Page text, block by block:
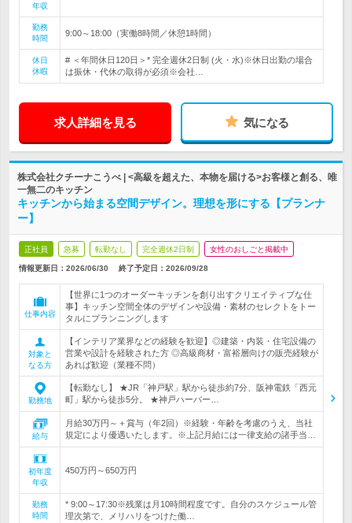
年収
勤務
時間
9:00～18:00（実働8時間／休憩1時間）
休日
休暇
# ＜年間休日120日＞* 完全週休2日制 (火・水)※休日出勤の場合
は振休・代休の取得が必須※会社…
求人詳細を見る 気になる
株式会社クチーナこうべ | <高級を超えた、本物を届ける>お客様と創る、唯
一無二のキッチン
キッチンから始まる空間デザイン。理想を形にする【プランナ
ー】
正社員 急募 転勤なし 完全週休2日制 女性のおしごと掲載中
情報更新日：2026/06/30 終了予定日： 2026/09/28
仕事内容
【世界に1つのオーダーキッチンを創り出すクリエイティブな仕
事】キッチン空間全体のデザインや設備・素材のセレクトをトー
タルにプランニングします
対象と
なる方
【インテリア業界などの経験を歓迎】◎建築・内装・住宅設備の
営業や設計を経験された方 ◎高級商材・富裕層向けの販売経験が
あれば歓迎（業種不問）
勤務地
【転勤なし】 ★JR「神戸駅」駅から徒歩約7分、阪神電鉄「西元
町」駅から徒歩5分。 ★神戸ハーバー…
給与
月給30万円～＋賞与（年2回）※経験・年齢を考慮のうえ、当社
規定により優遇いたします。※上記月給には一律支給の諸手当…
初年度
年収
450万円～650万円
勤務
時間
* 9:00～17:30※残業は月10時間程度です。自分のスケジュール管
理次第で、メリハリをつけた働…